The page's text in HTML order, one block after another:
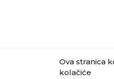
Ova stranica
kolačiće